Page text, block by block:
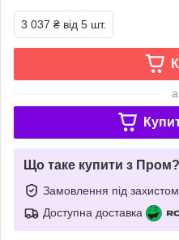
3 037 ₴ від 5 шт.
Що таке купити з Пром?
Замовлення під захистом
Доступна доставка